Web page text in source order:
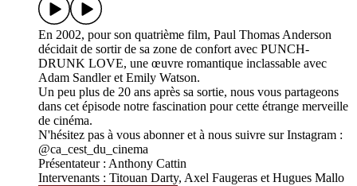
En 2002, pour son quatrième film, Paul Thomas Anderson
décidait de sortir de sa zone de confort avec PUNCH-
DRUNK LOVE, une œuvre romantique inclassable avec
Adam Sandler et Emily Watson.
Un peu plus de 20 ans après sa sortie, nous vous partageons
dans cet épisode notre fascination pour cette étrange merveille
de cinéma.
N'hésitez pas à vous abonner et à nous suivre sur Instagram :
@ca_cest_du_cinema
Présentateur : Anthony Cattin
Intervenants : Titouan Darty, Axel Faugeras et Hugues Mallo